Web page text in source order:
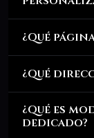
¿Qué
¿Qué
¿Qué es
dedicado?